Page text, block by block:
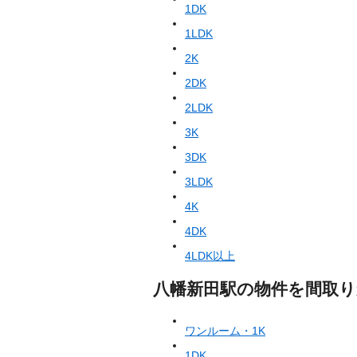
1DK
1LDK
2K
2DK
2LDK
3K
3DK
3LDK
4K
4DK
4LDK以上
八幡新田駅の物件を間取
ワンルーム・1K